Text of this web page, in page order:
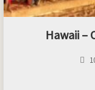
Hawaii –